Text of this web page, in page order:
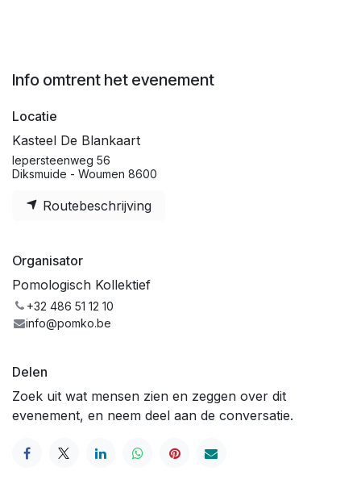
Info omtrent het evenement
Locatie
Kasteel De Blankaart
Iepersteenweg 56
Diksmuide - Woumen 8600
Routebeschrijving
Organisator
Pomologisch Kollektief
+32 486 51 12 10
info@pomko.be
Delen
Zoek uit wat mensen zien en zeggen over dit
evenement, en neem deel aan de conversatie.